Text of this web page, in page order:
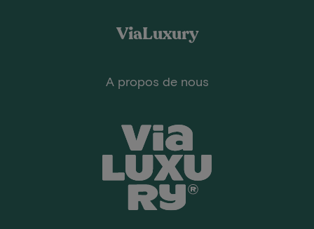
ViaLuxury
A propos de nous